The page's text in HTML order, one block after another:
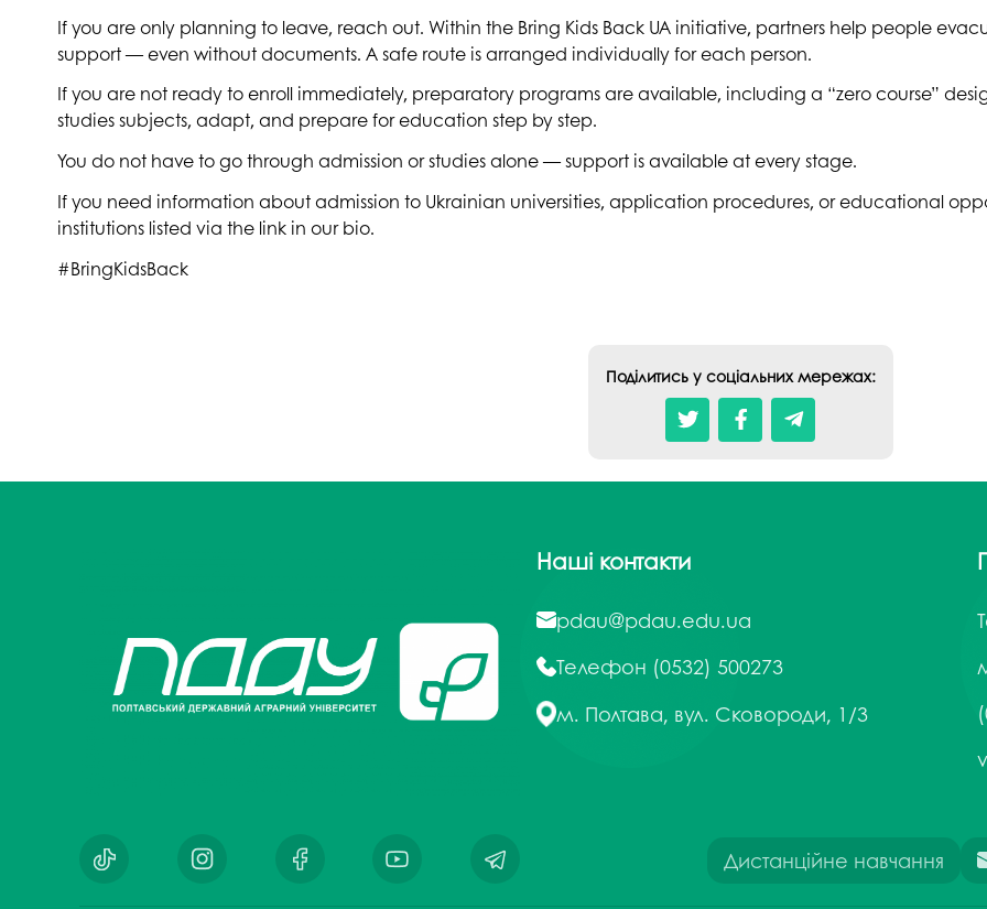
If you are only planning to leave, reach out. Within the Bring Kids Back UA initiative, partners help people
support — even without documents. A safe route is arranged individually for each person.
If you are not ready to enroll immediately, preparatory programs are available, including a “zero course”
studies subjects, adapt, and prepare for education step by step.
You do not have to go through admission or studies alone — support is available at every stage.
If you need information about admission to Ukrainian universities, application procedures, or educational
institutions listed via the link in our bio.
#BringKidsBack
Поділитись у соціальних мережах:
Наші контакти
pdau@pdau.edu.ua
Телефон (0532) 500273
м. Полтава, вул. Сковороди, 1/3
Дистанційне навчання